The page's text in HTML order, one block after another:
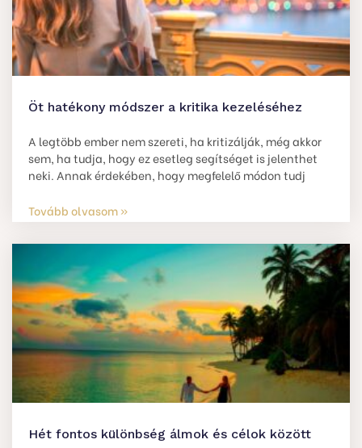
Öt hatékony módszer a kritika kezeléséhez
A legtöbb ember nem szereti, ha kritizálják, még akkor
sem, ha tudja, hogy ez esetleg segítséget is jelenthet
neki. Annak érdekében, hogy megfelelő módon tudj
Tovább olvasom »
Hét fontos különbség álmok és célok között